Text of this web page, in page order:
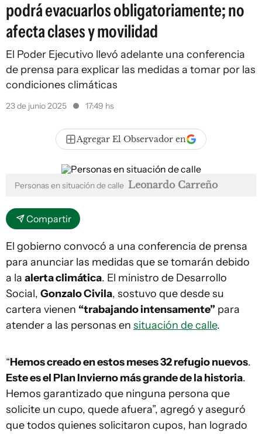
podrá evacuarlos obligatoriamente; no
afecta clases y movilidad
El Poder Ejecutivo llevó adelante una conferencia
de prensa para explicar las medidas a tomar por las
condiciones climáticas
23 de junio 2025 17:49 hs
Agregar El Observador en
Personas en situación de calle Leonardo Carreño
Compartir
El gobierno convocó a una conferencia de prensa
para anunciar las medidas que se tomarán debido
a la alerta climática. El ministro de Desarrollo
Social, Gonzalo Civila, sostuvo que desde su
cartera vienen “trabajando intensamente” para
atender a las personas en situación de calle.
“Hemos creado en estos meses 32 refugio nuevos.
Este es el Plan Invierno más grande de la historia.
Hemos garantizado que ninguna persona que
solicite un cupo, quede afuera”, agregó y aseguró
que todos quienes solicitaron cupos, han logrado